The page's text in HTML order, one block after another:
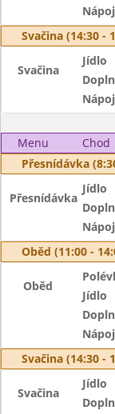
Nápoj
Svačina (14:30 -
Svačina
Jídlo
Nápoj
Menu Chod
Přesnídávka
Přesnídávka
Jídlo
Nápoj
Oběd (11:00 -
Oběd
Jídlo
Nápoj
Svačina (14:30 -
Svačina
Jídlo